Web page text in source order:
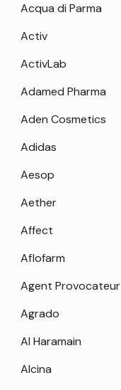
Acqua di Parma
Activ
ActivLab
Adamed Pharma
Aden Cosmetics
Adidas
Aesop
Aether
Affect
Aflofarm
Agent Provocateur
Agrado
Al Haramain
Alcina